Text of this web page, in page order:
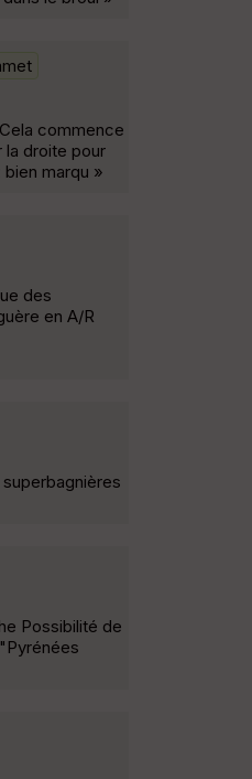
commence
la droite pour
marqu »
des
en A/R
Possibilité de